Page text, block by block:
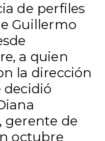
de perfiles
Guillermo
a quien
la dirección
decidió
gerente de
octubre